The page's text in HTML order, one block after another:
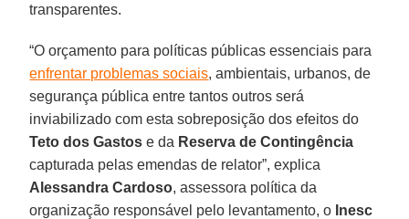
transparentes.
“O orçamento para políticas públicas essenciais para
enfrentar problemas sociais, ambientais, urbanos, de
segurança pública entre tantos outros será
inviabilizado com esta sobreposição dos efeitos do
Teto dos Gastos e da Reserva de Contingência
capturada pelas emendas de relator”, explica
Alessandra Cardoso, assessora política da
organização responsável pelo levantamento, o Inesc